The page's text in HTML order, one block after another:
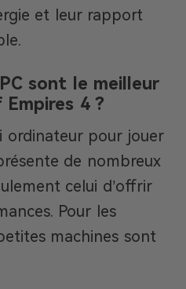
et leur rapport
sont le meilleur
4 ?
ordinateur pour jouer
de nombreux
celui d’offrir
Pour les
machines sont